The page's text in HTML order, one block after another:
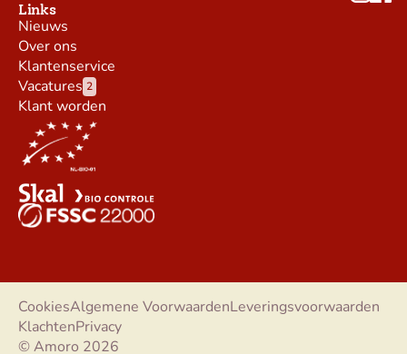
Links
Nieuws
Over ons
Klantenservice
Vacatures 2
Klant worden
© Amoro 2026
CookiesAlgemene VoorwaardenLeveringsvoorwaarden
KlachtenPrivacy